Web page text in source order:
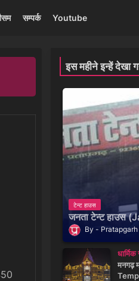
सम्पर्क Youtube
इस महीने इन्हें देखा
टेन्ट हाउस
जनता टेन्ट हाउस
Pratapgarh
मनगढ़